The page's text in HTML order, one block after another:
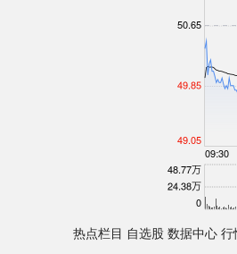
热点栏目 自选股 数据中心